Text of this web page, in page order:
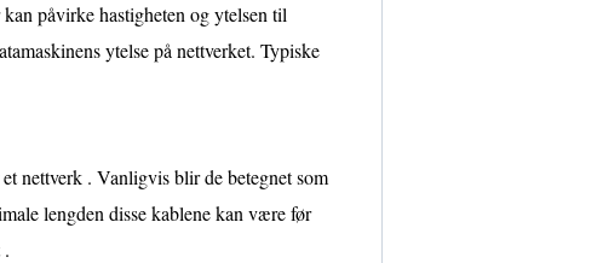
påvirke hastigheten og ytelsen til
ytelse på nettverket. Typiske
nettverk . Vanligvis blir de betegnet som
lengden disse kablene kan være før
.